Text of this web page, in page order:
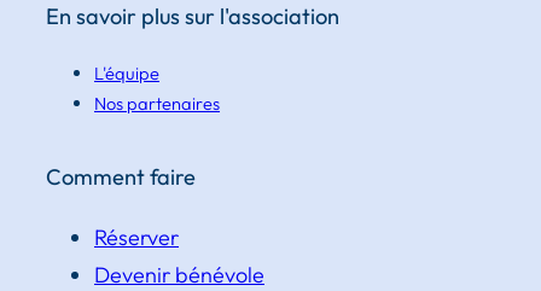
En savoir plus sur l'association
L'équipe
Nos partenaires
Comment faire
Réserver
Devenir bénévole